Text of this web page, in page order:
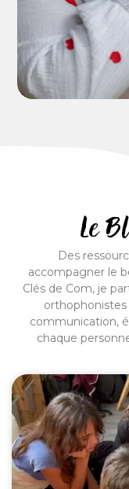
Le
Des
accompagner le
Clés de Com, je
orthophonistes
communication,
chaque